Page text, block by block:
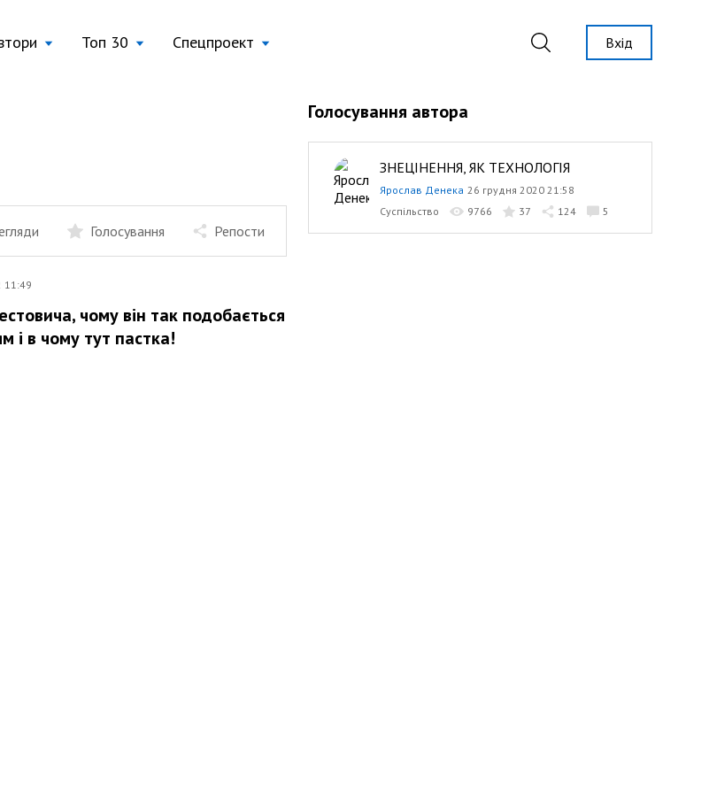
Топ 30 Спецпроект Вхід
Голосування Репости
11:49
чому він так подобається
і в чому тут пастка!
Голосування автора
ЗНЕЦІНЕННЯ, ЯК ТЕХНОЛОГІЯ
Ярослав Денека 26 грудня 2020 21:58
Суспільство
9766 37 124 5